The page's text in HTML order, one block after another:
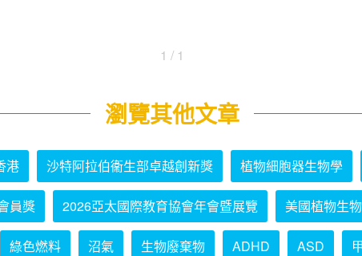
1 / 1
瀏覽其他文章
港 沙特阿拉伯衞生部卓越創新獎 植物細胞器生物學
員獎 2026亞太國際教育協會年會暨展覽 美國植物生
綠色燃料 沼氣 生物廢棄物 ADHD ASD